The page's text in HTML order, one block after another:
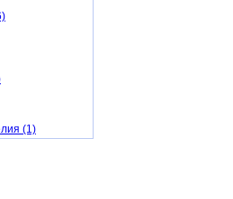
(1)